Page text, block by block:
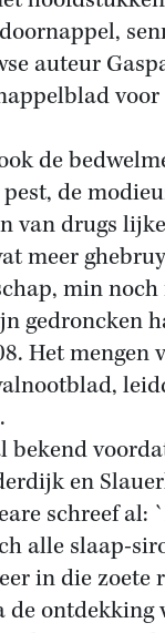
auteur
de
de
van drugs
meer
min
gedroncken
Het mengen
bekend
en
schreef al:
alle slaap-
in die zoete
de ontdekking